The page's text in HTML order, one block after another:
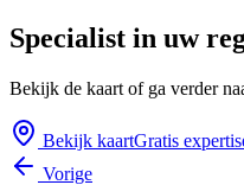
Specialist in uw
Bekijk de kaart of ga verder
Bekijk kaartGratis
Vorige